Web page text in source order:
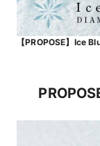
【PROPOSE】Ice